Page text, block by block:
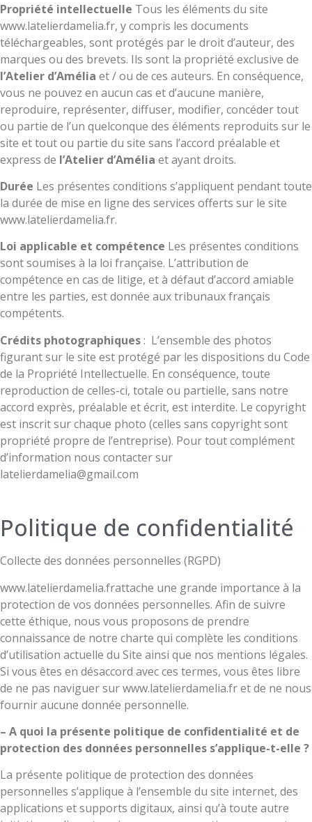
Propriété intellectuelle Tous les éléments du site
www.latelierdamelia.fr, y compris les documents
téléchargeables, sont protégés par le droit d’auteur, des
marques ou des brevets. Ils sont la propriété exclusive de
l’Atelier d’Amélia et / ou de ces auteurs. En conséquence,
vous ne pouvez en aucun cas et d’aucune manière,
reproduire, représenter, diffuser, modifier, concéder tout
ou partie de l’un quelconque des éléments reproduits sur le
site et tout ou partie du site sans l’accord préalable et
express de l’Atelier d’Amélia et ayant droits.
Durée Les présentes conditions s’appliquent pendant toute
la durée de mise en ligne des services offerts sur le site
www.latelierdamelia.fr.
Loi applicable et compétence Les présentes conditions
sont soumises à la loi française. L’attribution de
compétence en cas de litige, et à défaut d’accord amiable
entre les parties, est donnée aux tribunaux français
compétents.
Crédits photographiques: L’ensemble des photos
figurant sur le site est protégé par les dispositions du Code
de la Propriété Intellectuelle. En conséquence, toute
reproduction de celles-ci, totale ou partielle, sans notre
accord exprès, préalable et écrit, est interdite. Le copyright
est inscrit sur chaque photo (celles sans copyright sont
propriété propre de l’entreprise). Pour tout complément
d’information nous contacter sur
latelierdamelia@gmail.com
Politique de confidentialité
Collecte des données personnelles (RGPD)
www.latelierdamelia.frattache une grande importance à la
protection de vos données personnelles. Afin de suivre
cette éthique, nous vous proposons de prendre
connaissance de notre charte qui complète les conditions
d’utilisation actuelle du Site ainsi que nos mentions légales.
Si vous êtes en désaccord avec ces termes, vous êtes libre
de ne pas naviguer sur www.latelierdamelia.fr et de ne nous
fournir aucune donnée personnelle.
– A quoi la présente politique de confidentialité et de
protection des données personnelles s’applique-t-elle ?
La présente politique de protection des données
personnelles s’applique à l’ensemble du site internet, des
applications et supports digitaux, ainsi qu’à toute autre